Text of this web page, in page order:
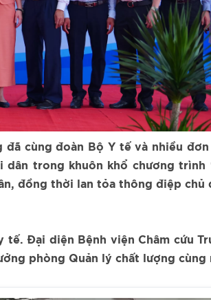
đã cùng đoàn Bộ Y tế và nhiều
trong khuôn khổ chương trình
đồng thời lan tỏa thông điệp chủ
Đại diện Bệnh viện Châm cứu
phòng Quản lý chất lượng